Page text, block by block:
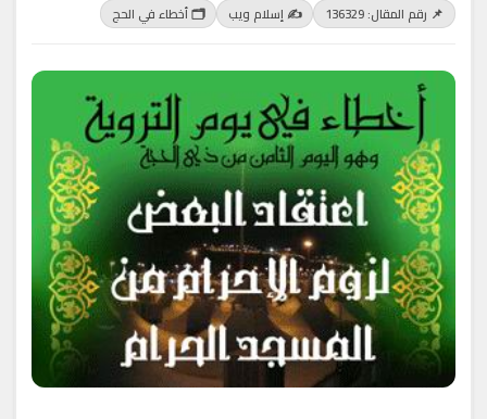
📌 رقم المقال: 136329 ✍️ إسلام ويب 🗂 أخطاء في الحج